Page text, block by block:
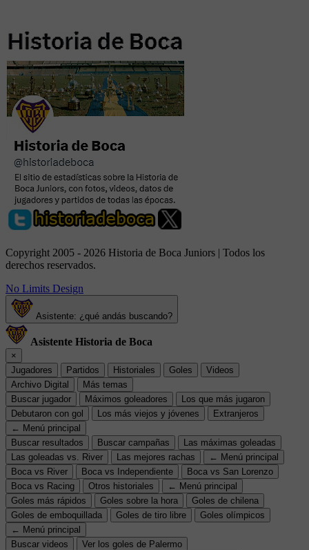
Copyright 2005 - 2026 Historia de Boca Juniors | Todos los
derechos reservados.
No Limits Design
Asistente: ¿qué andás buscando?
Asistente Historia de Boca
×
Jugadores
Partidos Historiales Goles
Videos
Archivo Digital
Más temas
Buscar jugador
Máximos goleadores
Los que más jugaron
Debutaron con gol
Los más viejos y jóvenes
Extranjeros
← Menú principal
Buscar resultados
Buscar campañas
Las máximas goleadas
Las goleadas vs. River
Las mejores rachas
← Menú principal
Boca vs River
Boca vs Independiente
Boca vs San Lorenzo
Boca vs Racing
Otros historiales
← Menú principal
Goles más rápidos
Goles sobre la hora
Goles de chilena
Goles de emboquillada
Goles de tiro libre
Goles olímpicos
← Menú principal
Buscar videos
Ver los goles de Palermo